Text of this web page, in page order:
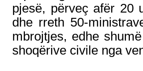
pjesë, përveç afër 20
dhe rreth 50-
mbrojtjes, edhe
shoqërive civile nga